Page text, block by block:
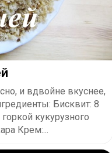
и вдвойне вкуснее,
Бисквит: 8
кукурузного
Крем:...